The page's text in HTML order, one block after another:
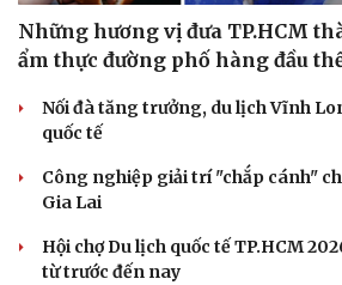
Dinh dưỡng - món ngon
Cây thuốc
Sản phụ khoa
Nhi khoa
Làm đẹp - giảm cân
Phòng mạch online
Nhà
Tình
Những hương vị đưa TP.HCM
ẩm thực đường phố hàng đầu
Nối đà tăng trưởng, du lịch Vĩnh
quốc tế
Công nghiệp giải trí "chắp cánh"
Gia Lai
Hội chợ Du lịch quốc tế TP.HCM
từ trước đến nay